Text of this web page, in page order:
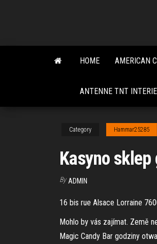
content
HOME AMERICAN
ANTENNE TNT
Category Hammar25285
Kasyno
By ADMIN
16 bis rue Alsace Lorraine
Mohlo by vás zajímat. Země
Magic Candy Bar godziny